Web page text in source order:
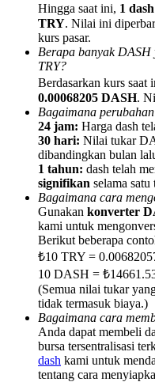
Referensi
Undang teman untuk
Deposit CASHCAT & Win
Deposit CASHCAT &
Share 500000
Hingga saat ini, 1
TRY. Nilai ini
kurs pasar.
Berapa banyak DASH
TRY?
Berdasarkan kurs saat
0.00068205 DASH.
Bagaimana
24 jam: Harga dash
30 hari: Nilai tukar
dibandingkan bulan
1 tahun: dash telah
signifikan selama satu
Bagaimana cara
Gunakan konverter
kami untuk
Berikut beberapa
₺10 TRY =
10 DASH =
(Semua nilai tukar
tidak termasuk biaya.)
Bagaimana cara
Anda dapat membeli
bursa tersentralisasi
dash kami untuk
tentang cara